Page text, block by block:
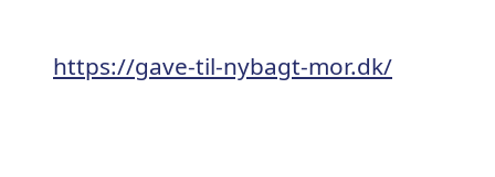
https://gave-til-nybagt-mor.dk/